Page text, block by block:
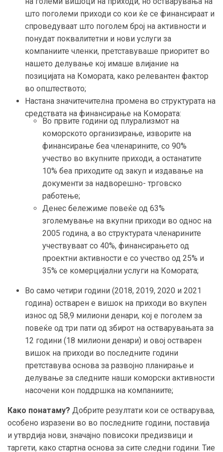
што поголеми приходи со кои ќе се финансираат и
спроведуваат што поголем број на активности и
понудат поквалитетни и нови услуги за
компаниите членки, претставуваше приоритет во
нашето делување кој имаше влијание на
позицијата на Комората, како релевантен фактор
во општеството;
Настана значитечителна промена во структурата на
средствата на финансирање на Комората:
Во првите години од плурализмот на
коморското организирање, изворите на
финансирање беа членарините, со 90%
учество во вкупните приходи, а останатите
10% беа приходите од закуп и издавање на
документи за надворешно- трговско
работење;
Денес бележиме повеќе од 63%
зголемување на вкупни приходи во однос на
2005 година, а во структурата членарините
учествуваат со 40%, финансирањето од
проектни активности е со учество од 25% и
35% се комерцијални услуги на Комората;
Во само четири години (2018, 2019, 2020 и 2021
година) остварен е вишок на приходи во вкупен
износ од 58,9 милиони денари, кој е поголем за
повеќе од три пати од збирот на остварувањата за
12 години (18 милиони денари) и овој остварен
вишок на приходи во последните години
претставува основа за развојно планирање и
делување за следните наши коморски активности
насочени кон поддршка на компаниите;
Како понатаму? Добрите резултати кои се остваруваа,
особено изразени во во последните години, поставија
и утврдија нови, значајно повисоки предизвици и
таргети, како стартна основа за сите следни години. Тие